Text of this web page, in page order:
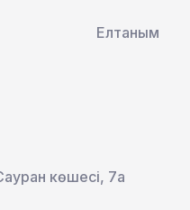
Елтаным
көшесі, 7а